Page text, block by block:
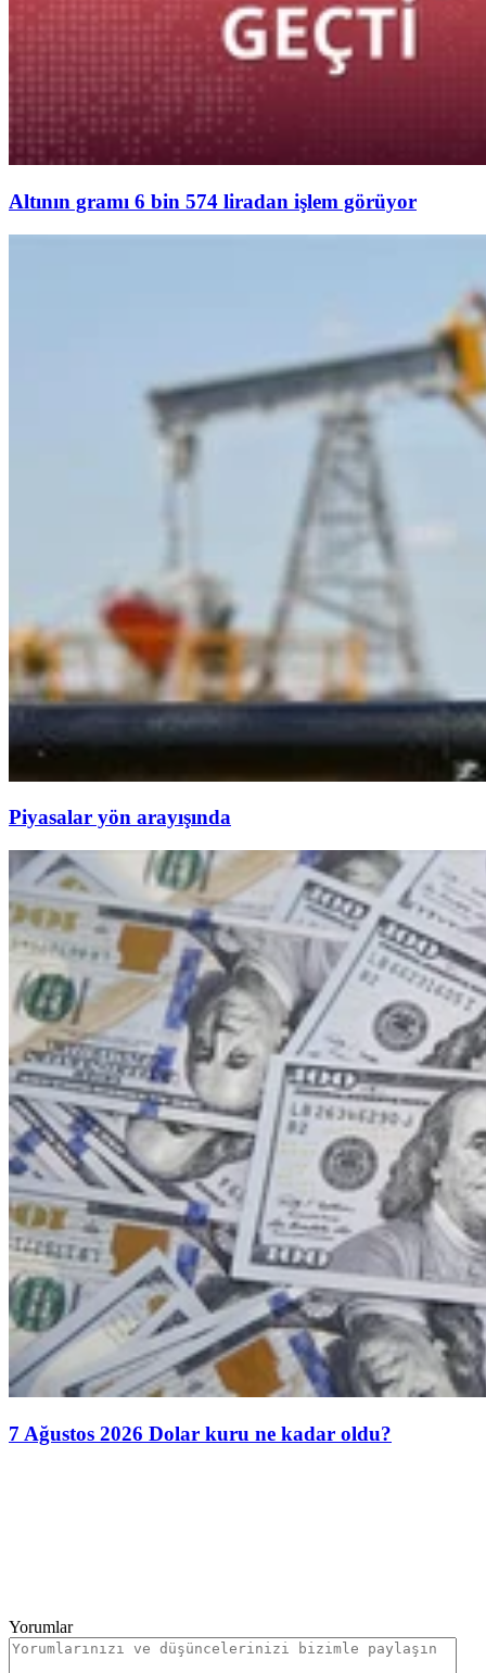
Altının gramı 6 bin 574 liradan işlem görüyor
Piyasalar yön arayışında
7 Ağustos 2026 Dolar kuru ne kadar oldu?
Yorumlar